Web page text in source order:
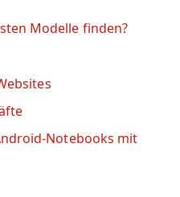
Modelle finden?
Notebooks mit